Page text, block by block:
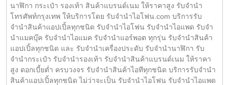
นาฬิกา กระเป๋า รองเท้า สินค้าแบรนด์เนม ให้ราคาสูง รับจำนำ
โทรศัพท์กรุงเทพ ให้บริการโดย รับจํานําไอโฟน.com บริการรับ
จำนำสินค้าแอปเปิ้ลทุกชนิด รับจำนำไอโฟน รับจำนำไอแพด รับจำ
นำแมคบุ๊ค รับจำนำไอแมค รับจำนำแอร์พอต ทุกรุ่น รับจำนำสินค้า
แอปเปิ้ลทุกชนิด และ รับจำนำเครื่องประดับ รับจำนำนาฬิกา รับ
จำนำกระเป๋า รับจำนำรองเท้า รับจำนำสินค้าแบรนด์เนม ให้ราคา
สูง ดอกเบี้ยต่ำ ครบวงจร รับจำนำสินค้าไอทีทุกชนิด บริการรับจำนำ
สินค้าแอปเปิ้ลทุกชนิด ไม่ว่าจะเป็น รับจำนำไอโฟน รับจำนำไอแพด